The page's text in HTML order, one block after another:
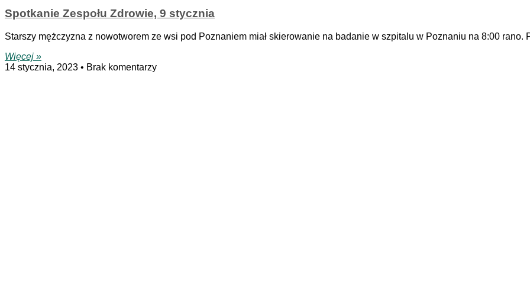
Spotkanie Zespołu Zdrowie, 9 stycznia
Starszy mężczyzna z nowotworem ze wsi pod Poznaniem miał skierowanie na badanie w szpitalu w Poznaniu na 8:00 rano.
Więcej »
14 stycznia, 2023
Brak komentarzy